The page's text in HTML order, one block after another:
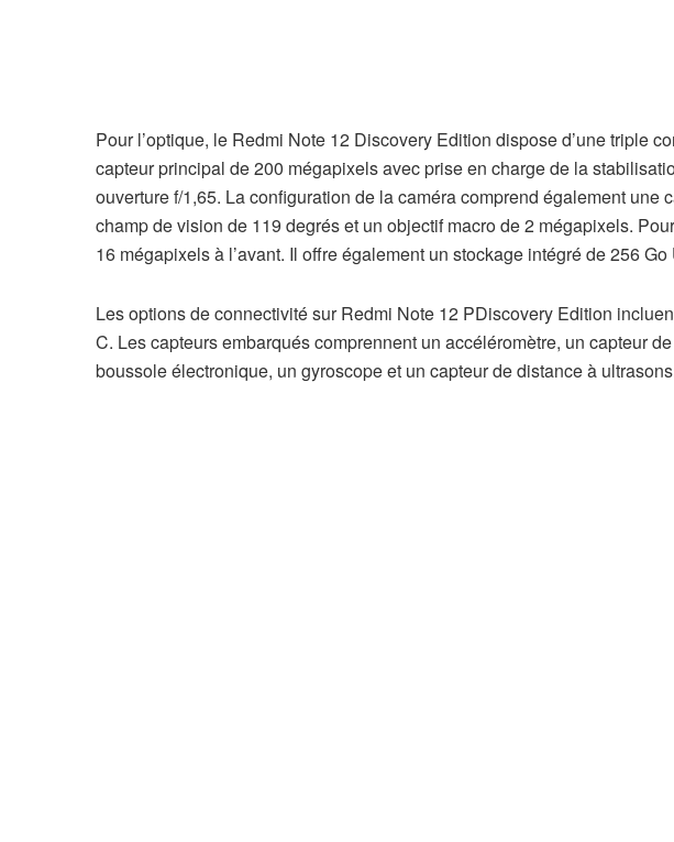
Pour l’optique, le Redmi Note 12 Discovery Edition dispose d’une triple
capteur principal de 200 mégapixels avec prise en charge de la
ouverture f/1,65. La configuration de la caméra comprend également une
champ de vision de 119 degrés et un objectif macro de 2 mégapixels.
16 mégapixels à l’avant. Il offre également un stockage intégré de 256 Go
Les options de connectivité sur Redmi Note 12 PDiscovery Edition
C. Les capteurs embarqués comprennent un accéléromètre, un capteur
boussole électronique, un gyroscope et un capteur de distance à